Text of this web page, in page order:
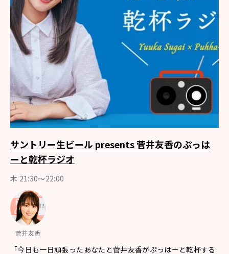
サントリー生ビール presents 菅井友香のぷっは
ーと乾杯ラジオ
木 21:30～22:00
菅井友香
「今日も一日頑張ったあなたと菅井友香がぷっはーと乾杯する